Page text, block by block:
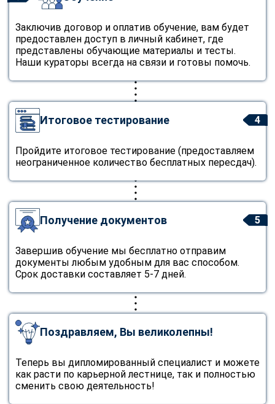
Заключив договор и оплатив обучение, вам будет
предоставлен доступ в личный кабинет, где
представлены обучающие материалы и тесты.
Наши кураторы всегда на связи и готовы помочь.
4
Итоговое тестирование
Пройдите итоговое тестирование (предоставляем
неограниченное количество бесплатных пересдач).
5
Получение документов
Завершив обучение мы бесплатно отправим
документы любым удобным для вас способом.
Срок доставки составляет 5-7 дней.
Поздравляем, Вы великолепны!
Теперь вы дипломированный специалист и можете
как расти по карьерной лестнице, так и полностью
сменить свою деятельность!